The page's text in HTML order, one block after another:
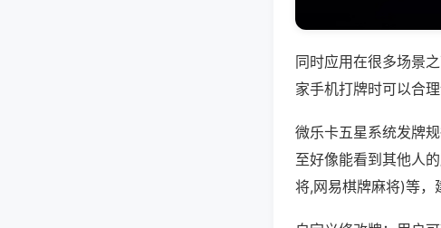
同时应用在很多场景
家手机打牌时可以合
微乐卡五星系统发牌
至好像能看到其他人
将,网易棋牌麻将)等，